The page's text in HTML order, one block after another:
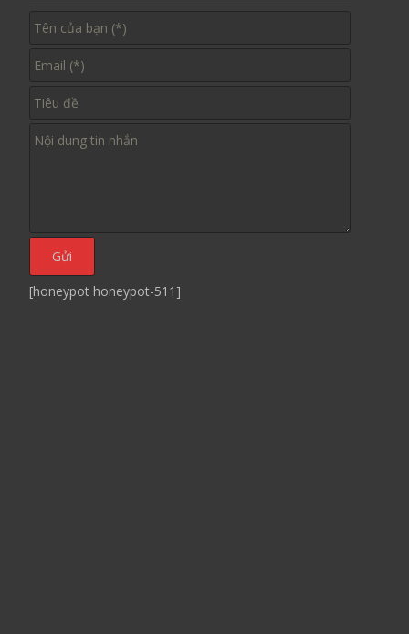
[honeypot honeypot-511]